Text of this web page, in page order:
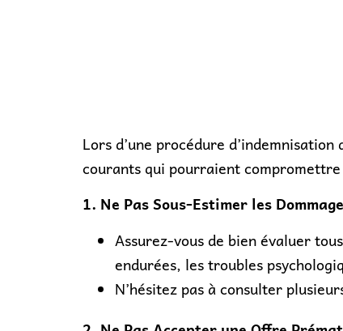
Lors d’une procédure
courants qui pourraient
1. Ne Pas Sous-Estimer les
Assurez-vous de bien évaluer
endurées, les troubles
N’hésitez pas à consulter